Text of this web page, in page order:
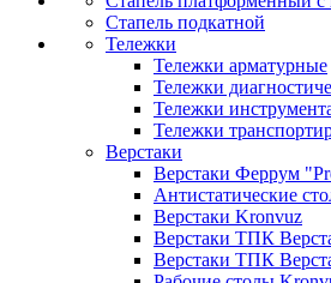
Стапель подкатной
Тележки
Тележки арматурные
Тележки
Тележки
Тележки
Верстаки
Верстаки Феррум
Антистатические
Верстаки Kronvuz
Верстаки ТПК
Верстаки ТПК